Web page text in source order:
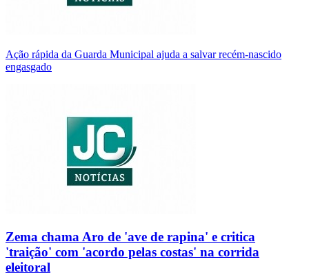
Ação rápida da Guarda Municipal ajuda a salvar recém-nascido
engasgado
Zema chama Aro de 'ave de rapina' e critica
'traição' com 'acordo pelas costas' na corrida
eleitoral